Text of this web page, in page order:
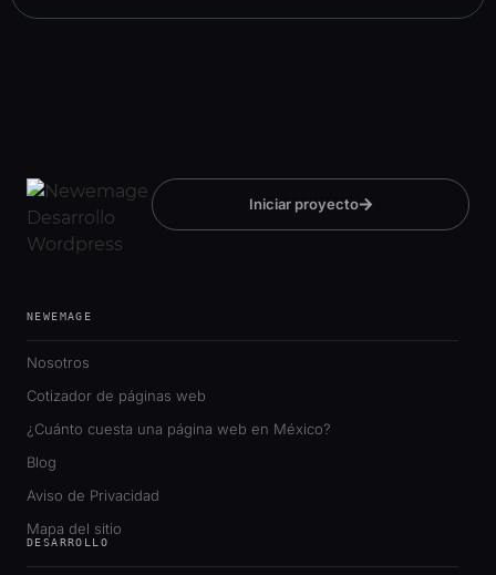
Iniciar proyecto
NEWEMAGE
Nosotros
Cotizador de páginas web
¿Cuánto cuesta una página web en México?
Blog
Aviso de Privacidad
Mapa del sitio
DESARROLLO